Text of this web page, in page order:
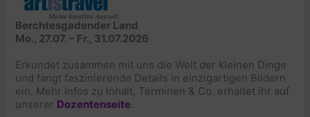
Berchtesgadender Land
Mo., 27.07. – Fr., 31.07.2026
Erkundet zusammen mit uns die Welt der kleinen Dinge
und fangt faszinierende Details in einzigartigen Bildern
ein. Mehr Infos zu Inhalt, Terminen & Co. erhaltet ihr auf
unserer Dozentenseite